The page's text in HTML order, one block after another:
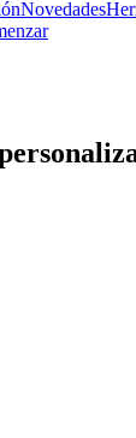
Novedades